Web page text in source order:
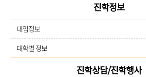
진학정보
대입정보
대학별 정보
진학상담/진학행사